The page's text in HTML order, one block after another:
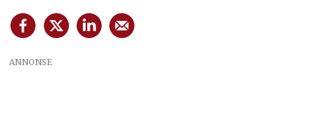
ANNONSE